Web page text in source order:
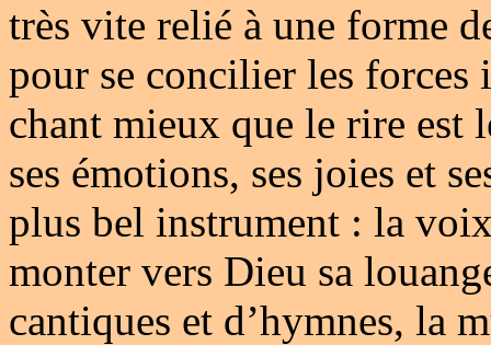
très vite relié à une forme
pour se concilier les forces
chant mieux que le rire est
ses émotions, ses joies et
plus bel instrument : la
monter vers Dieu sa
cantiques et d’hymnes, la